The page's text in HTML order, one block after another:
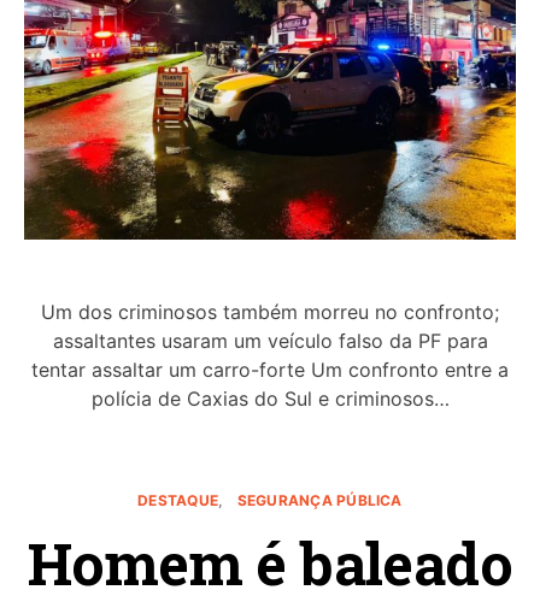
Um dos criminosos também morreu no confronto;
assaltantes usaram um veículo falso da PF para
tentar assaltar um carro-forte Um confronto entre a
polícia de Caxias do Sul e criminosos…
DESTAQUE SEGURANÇA PÚBLICA
Homem é baleado